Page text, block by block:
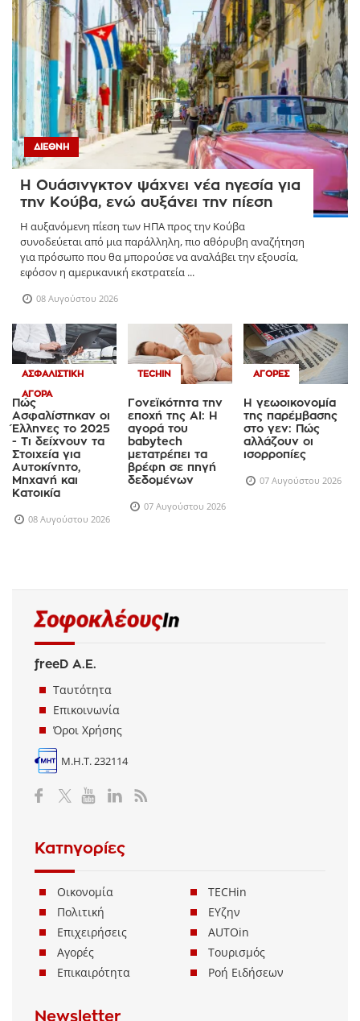
ΔΙΕΘΝΉ
Η Ουάσινγκτον ψάχνει νέα ηγεσία για
την Κούβα, ενώ αυξάνει την πίεση
Η αυξανόμενη πίεση των ΗΠΑ προς την Κούβα
συνοδεύεται από μια παράλληλη, πιο αθόρυβη αναζήτηση
για πρόσωπο που θα μπορούσε να αναλάβει την εξουσία,
εφόσον η αμερικανική εκστρατεία ...
08 Αυγούστου 2026
ΑΣΦΑΛΙΣΤΙΚΉ
ΑΓΟΡΆ
Πώς
Ασφαλίστηκαν οι
Έλληνες το 2025
- Τι δείχνουν τα
Στοιχεία για
Αυτοκίνητο,
Μηχανή και
Κατοικία
08 Αυγούστου 2026
TECHIN
Γονεϊκότητα την
εποχή της AI: Η
αγορά του
babytech
μετατρέπει τα
βρέφη σε πηγή
δεδομένων
07 Αυγούστου 2026
ΑΓΟΡΈΣ
Η γεωοικονομία
της παρέμβασης
στο γεν: Πώς
αλλάζουν οι
ισορροπίες
07 Αυγούστου 2026
freeD Α.Ε.
Ταυτότητα
Επικοινωνία
Όροι Χρήσης
Μ.Η.Τ. 232114
Κατηγορίες
Οικονομία
Πολιτική
Επιχειρήσεις
Αγορές
Επικαιρότητα
TECHin
ΕΥζην
AUTOin
Τουρισμός
Ροή Ειδήσεων
Newsletter